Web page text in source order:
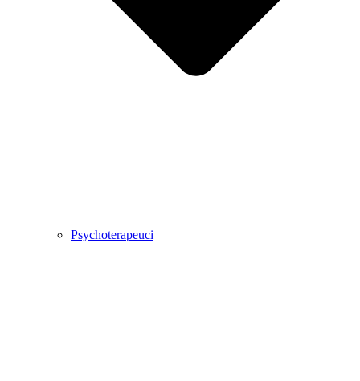
Psychoterapeuci